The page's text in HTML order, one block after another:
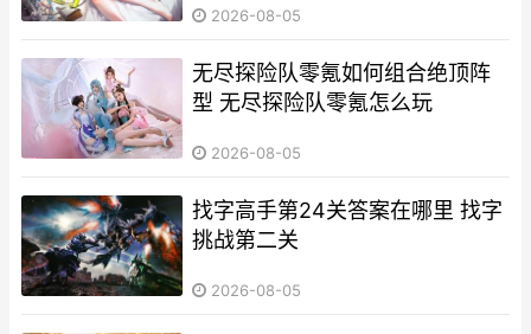
2026-08-05
无尽探险队零氪如何组合绝顶阵
型 无尽探险队零氪怎么玩
2026-08-05
找字高手第24关答案在哪里 找字
挑战第二关
2026-08-05